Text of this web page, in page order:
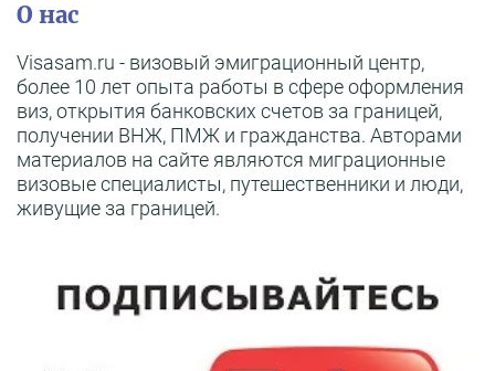
О нас
Visasam.ru - визовый эмиграционный центр,
более 10 лет опыта работы в сфере оформления
виз, открытия банковских счетов за границей,
получении ВНЖ, ПМЖ и гражданства. Авторами
материалов на сайте являются миграционные
визовые специалисты, путешественники и люди,
живущие за границей.